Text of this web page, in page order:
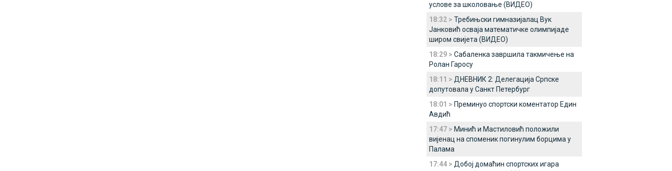
услове за школовање (ВИДЕО)
18:32 > Требињски гимназијалац Вук
Јанковић осваја математичке олимпијаде
широм свијета (ВИДЕО)
18:29 > Сабаленка завршила такмичење на
Ролан Гаросу
18:11 > ДНЕВНИК 2: Делегација Српске
допутовала у Санкт Петербург
18:01 > Преминуо спортски коментатор Един
Авдић
17:47 > Минић и Мастиловић положили
вијенац на споменик погинулим борцима у
Палама
17:44 > Добој домаћин спортских игара